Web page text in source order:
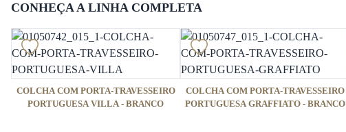
CONHEÇA A LINHA COMPLETA
COLCHA COM PORTA-TRAVESSEIRO
PORTUGUESA VILLA - BRANCO
COLCHA COM PORTA-TRAVESSEIRO
PORTUGUESA GRAFFIATO - BRANCO